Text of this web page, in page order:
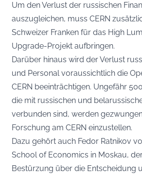
Um den Verlust der russischen
auszugleichen, muss CERN
Schweizer Franken für das High
Upgrade-Projekt aufbringen.
Darüber hinaus wird der Verlust
und Personal voraussichtlich die
CERN beeinträchtigen. Ungefähr
die mit russischen und
verbunden sind, werden
Forschung am CERN einzustellen.
Dazu gehört auch Fedor Ratnikov
School of Economics in Moskau,
Bestürzung über die Entscheidung